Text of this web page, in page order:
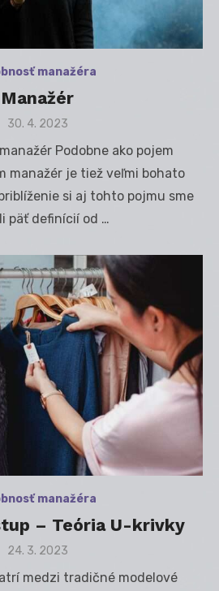
manažéra
Manažér
Posted
30. 4. 2023
Podobne ako pojem
manažér je tiež veľmi bohato
si aj tohto pojmu sme
päť definícií od …
manažéra
– Teória U-krivky
Posted
24. 3. 2023
medzi tradičné modelové